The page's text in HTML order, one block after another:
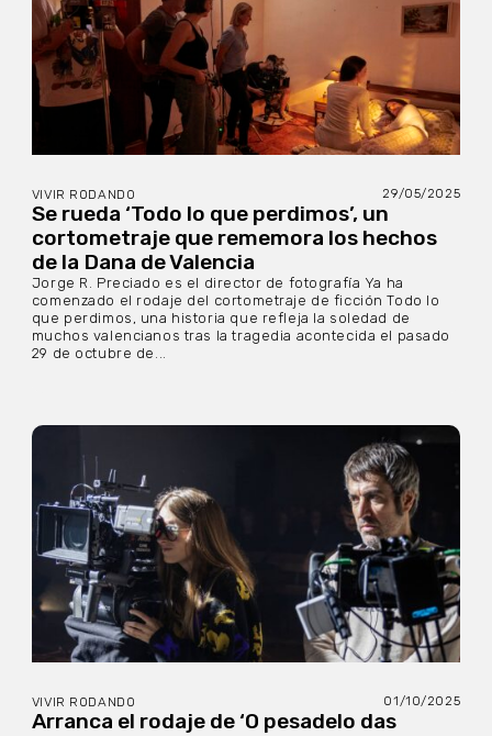
VIVIR RODANDO 29/05/2025
Se rueda ‘Todo lo que perdimos’, un
cortometraje que rememora los hechos
de la Dana de Valencia
Jorge R. Preciado es el director de fotografía Ya ha
comenzado el rodaje del cortometraje de ficción Todo lo
que perdimos, una historia que refleja la soledad de
muchos valencianos tras la tragedia acontecida el pasado
29 de octubre de...
VIVIR RODANDO 01/10/2025
Arranca el rodaje de ‘O pesadelo das